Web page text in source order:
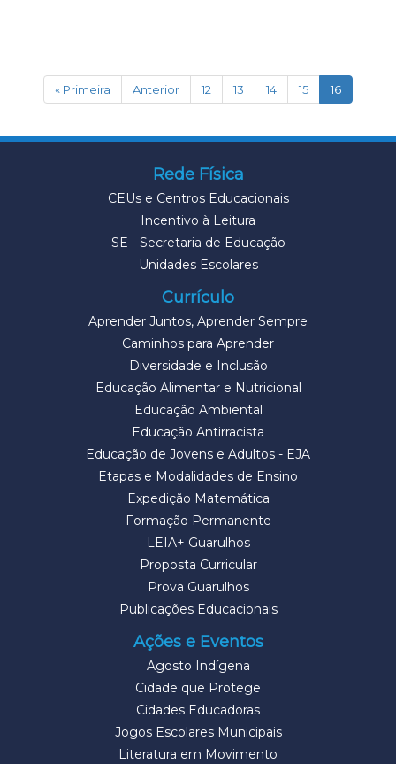
« Primeira Anterior 12 13 14 15 16(current)
Rede Física
CEUs e Centros Educacionais
Incentivo à Leitura
SE - Secretaria de Educação
Unidades Escolares
Currículo
Aprender Juntos, Aprender Sempre
Caminhos para Aprender
Diversidade e Inclusão
Educação Alimentar e Nutricional
Educação Ambiental
Educação Antirracista
Educação de Jovens e Adultos - EJA
Etapas e Modalidades de Ensino
Expedição Matemática
Formação Permanente
LEIA+ Guarulhos
Proposta Curricular
Prova Guarulhos
Publicações Educacionais
Ações e Eventos
Agosto Indígena
Cidade que Protege
Cidades Educadoras
Jogos Escolares Municipais
Literatura em Movimento